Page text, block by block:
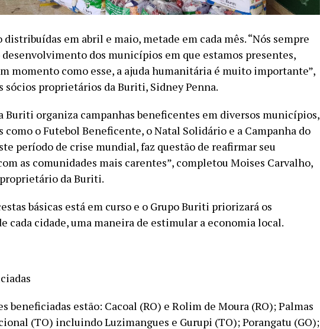
distribuídas em abril e maio, metade em cada mês. “Nós sempre
dos municípios em que estamos presentes,
momento como esse, a ajuda humanitária é muito importante”,
sócios proprietários da Buriti, Sidney Penna.
Buriti organiza campanhas beneficentes em diversos municípios,
o Futebol Beneficente, o Natal Solidário e a Campanha do
período de crise mundial, faz questão de reafirmar seu
as comunidades mais carentes”, completou Moises Carvalho,
da Buriti.
básicas está em curso e o Grupo Buriti priorizará os
cada cidade, uma maneira de estimular a economia local.
beneficiadas estão: Cacoal (RO) e Rolim de Moura (RO); Palmas
(TO) incluindo Luzimangues e Gurupi (TO); Porangatu (GO);